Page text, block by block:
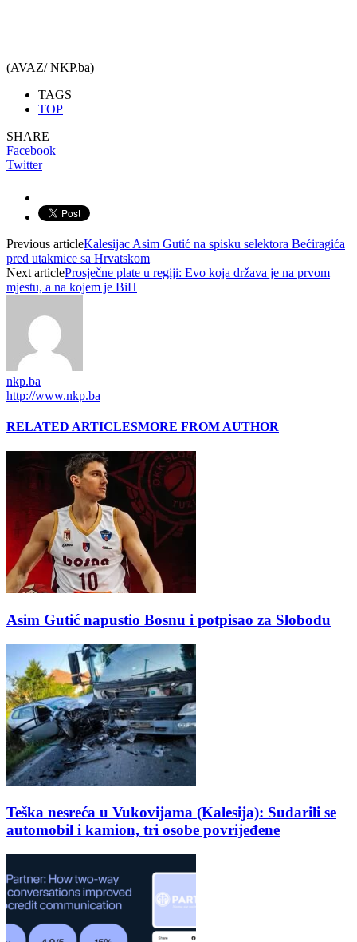
(AVAZ/ NKP.ba)
TAGS
TOP
SHARE
Facebook
Twitter
Previous articleKalesijac Asim Gutić na spisku selektora Bećiragića
pred utakmice sa Hrvatskom
Next articleProsječne plate u regiji: Evo koja država je na prvom
mjestu, a na kojem je BiH
nkp.ba
http://www.nkp.ba
RELATED ARTICLESMORE FROM AUTHOR
Asim Gutić napustio Bosnu i potpisao za Slobodu
Teška nesreća u Vukovijama (Kalesija): Sudarili se
automobil i kamion, tri osobe povrijeđene